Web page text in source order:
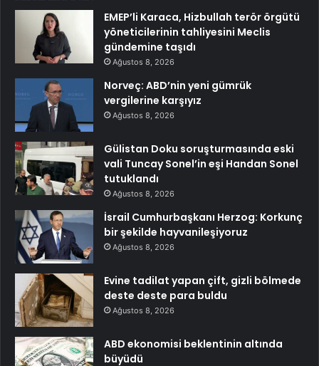
EMEP’li Karaca, Hizbullah terör örgütü
yöneticilerinin tahliyesini Meclis
gündemine taşıdı
Ağustos 8, 2026
Norveç: ABD’nin yeni gümrük
vergilerine karşıyız
Ağustos 8, 2026
Gülistan Doku soruşturmasında eski
vali Tuncay Sonel’in eşi Handan Sonel
tutuklandı
Ağustos 8, 2026
İsrail Cumhurbaşkanı Herzog: Korkunç
bir şekilde hayvanileşiyoruz
Ağustos 8, 2026
Evine tadilat yapan çift, gizli bölmede
deste deste para buldu
Ağustos 8, 2026
ABD ekonomisi beklentinin altında
büyüdü